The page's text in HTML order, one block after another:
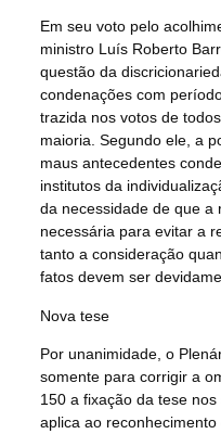
Em seu voto pelo
ministro Luís Roberto
questão da
condenações com
trazida nos votos de
maioria. Segundo ele, a
maus antecedentes
institutos da
da necessidade de que a
necessária para evitar a
tanto a consideração
fatos devem ser
Nova tese
Por unanimidade, o
somente para corrigir a
150 a fixação da tese
aplica ao